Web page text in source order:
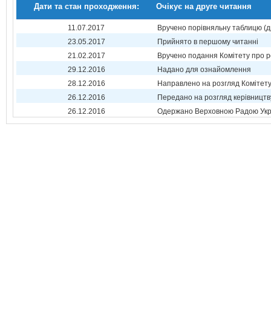
Дати та стан проходження: Очікує на друге читання
11.07.2017
Вручено порівняльну таблицю
23.05.2017
Прийнято в першому читанні
21.02.2017
Вручено подання Комітету про
29.12.2016
Надано для ознайомлення
28.12.2016
Направлено на розгляд Комітету
26.12.2016
Передано на розгляд
26.12.2016
Одержано Верховною Радою